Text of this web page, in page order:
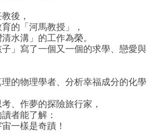
後，
的「河馬教授」，
水溝」的工作為榮。
」寫了一個又一個的求學、戀愛與
的物理學者、分析幸福成分的化學
、作夢的探險旅行家，
者能了解：
一樣是奇蹟！